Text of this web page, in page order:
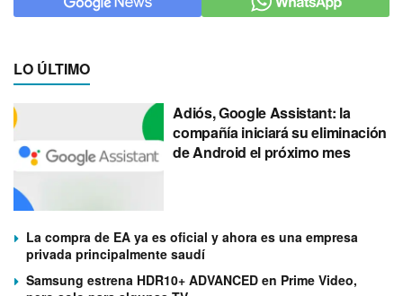
LO ÚLTIMO
Adiós, Google Assistant: la
compañía iniciará su eliminación
de Android el próximo mes
La compra de EA ya es oficial y ahora es una empresa
privada principalmente saudí
Samsung estrena HDR10+ ADVANCED en Prime Video,